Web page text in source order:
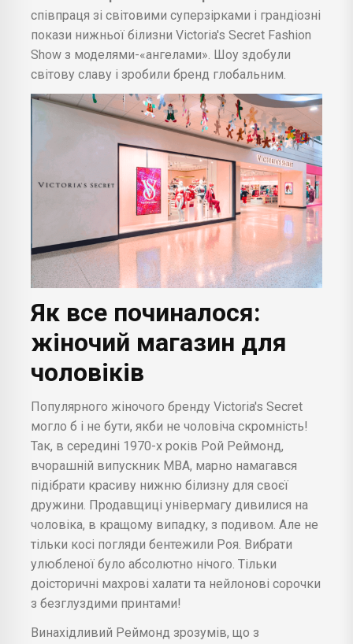
співпраця зі світовими суперзірками і грандіозні
покази нижньої білизни Victoria's Secret Fashion
Show з моделями-«ангелами». Шоу здобули
світову славу і зробили бренд глобальним.
Як все починалося:
жіночий магазин для
чоловіків
Популярного жіночого бренду Victoria's Secret
могло б і не бути, якби не чоловіча скромність!
Так, в середині 1970-х років Рой Реймонд,
вчорашній випускник MBA, марно намагався
підібрати красиву нижню білизну для своєї
дружини. Продавщиці універмагу дивилися на
чоловіка, в кращому випадку, з подивом. Але не
тільки косі погляди бентежили Роя. Вибрати
улюбленої було абсолютно нічого. Тільки
доісторичні махрові халати та нейлонові сорочки
з безглуздими принтами!
Винахідливий Реймонд зрозумів, що з